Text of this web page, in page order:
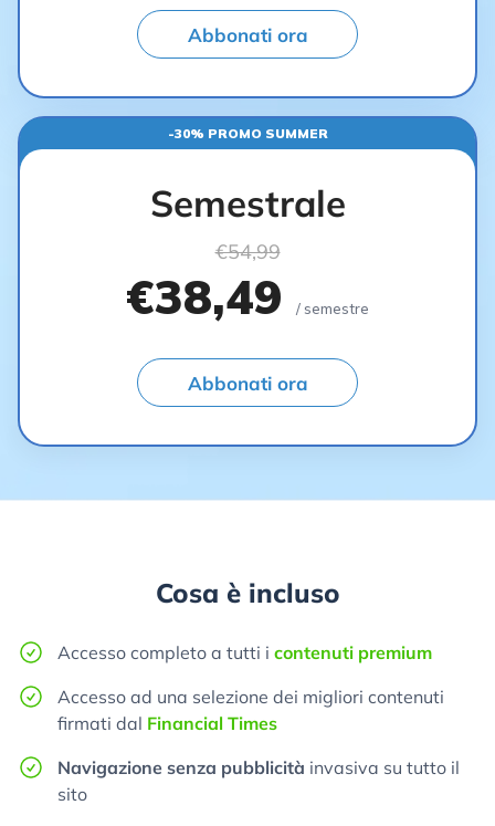
Abbonati ora
-30% PROMO SUMMER
Semestrale
€54,99
€38,49 / semestre
Abbonati ora
Cosa è incluso
Accesso completo a tutti i contenuti premium
Accesso ad una selezione dei migliori contenuti
firmati dal Financial Times
Navigazione senza pubblicità invasiva su tutto il
sito